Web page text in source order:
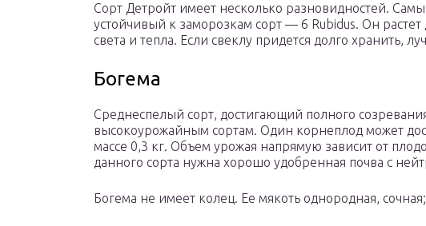
Сорт Детройт имеет несколько разновидностей.
устойчивый к заморозкам сорт — 6 Rubidus. Он
света и тепла. Если свеклу придется долго хранить,
Богема
Среднеспелый сорт, достигающий полного
высокоурожайным сортам. Один корнеплод может
массе 0,3 кг. Объем урожая напрямую зависит от
данного сорта нужна хорошо удобренная почва с
Богема не имеет колец. Ее мякоть однородная,